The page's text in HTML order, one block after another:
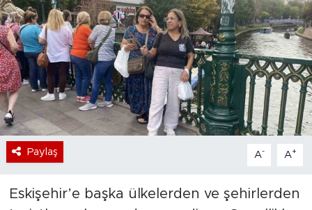
Paylaş A- A+
Eskişehir’e başka ülkelerden ve şehirlerden
Bölge
Teknoloji
Magazin
Dünya
Sektör